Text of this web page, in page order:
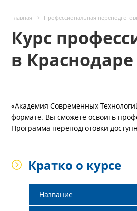
Главная Профессиональная
Курс
в Краснодаре
«Академия Современных
формате. Вы сможете освоить
Программа переподготовки
Кратко о курсе
Название